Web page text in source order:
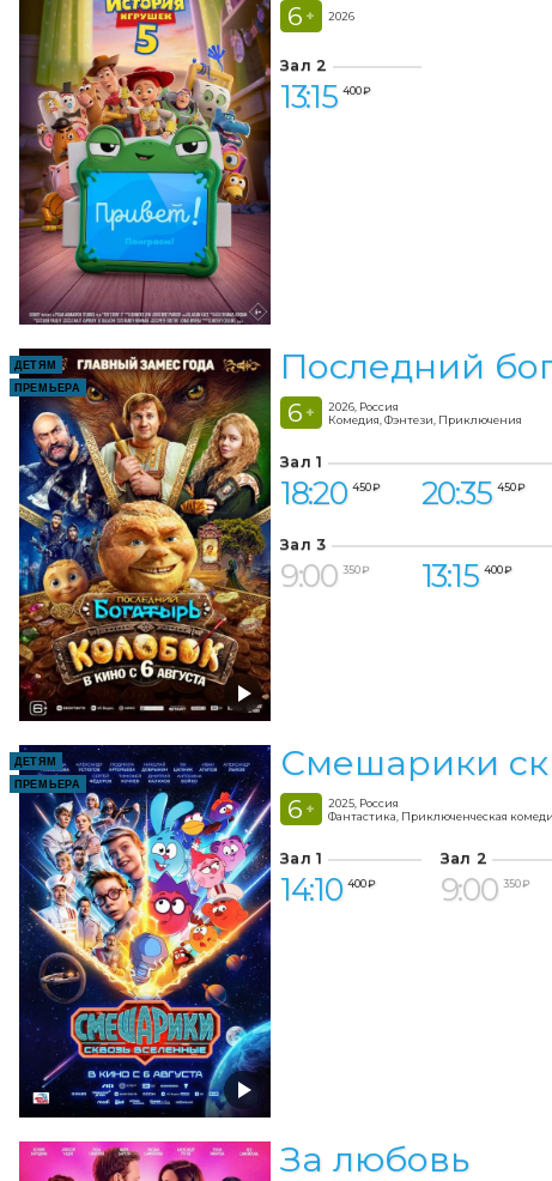
6 + 2026
Зал 2
13:15 400 ₽
ДЕТЯМ
ПРЕМЬЕРА
Последний
6 +
2026, Россия
Комедия, Фэнтези, Приключения
Зал 1
18:20 450 ₽ 20:35 450 ₽
Зал 3
9:00 350 ₽ 13:15 400 ₽
ДЕТЯМ
ПРЕМЬЕРА
Смешарики
6 +
2025, Россия
Фантастика, Приключенческая
Зал 1
14:10 400 ₽
Зал 2
9:00 350 ₽
За любовь